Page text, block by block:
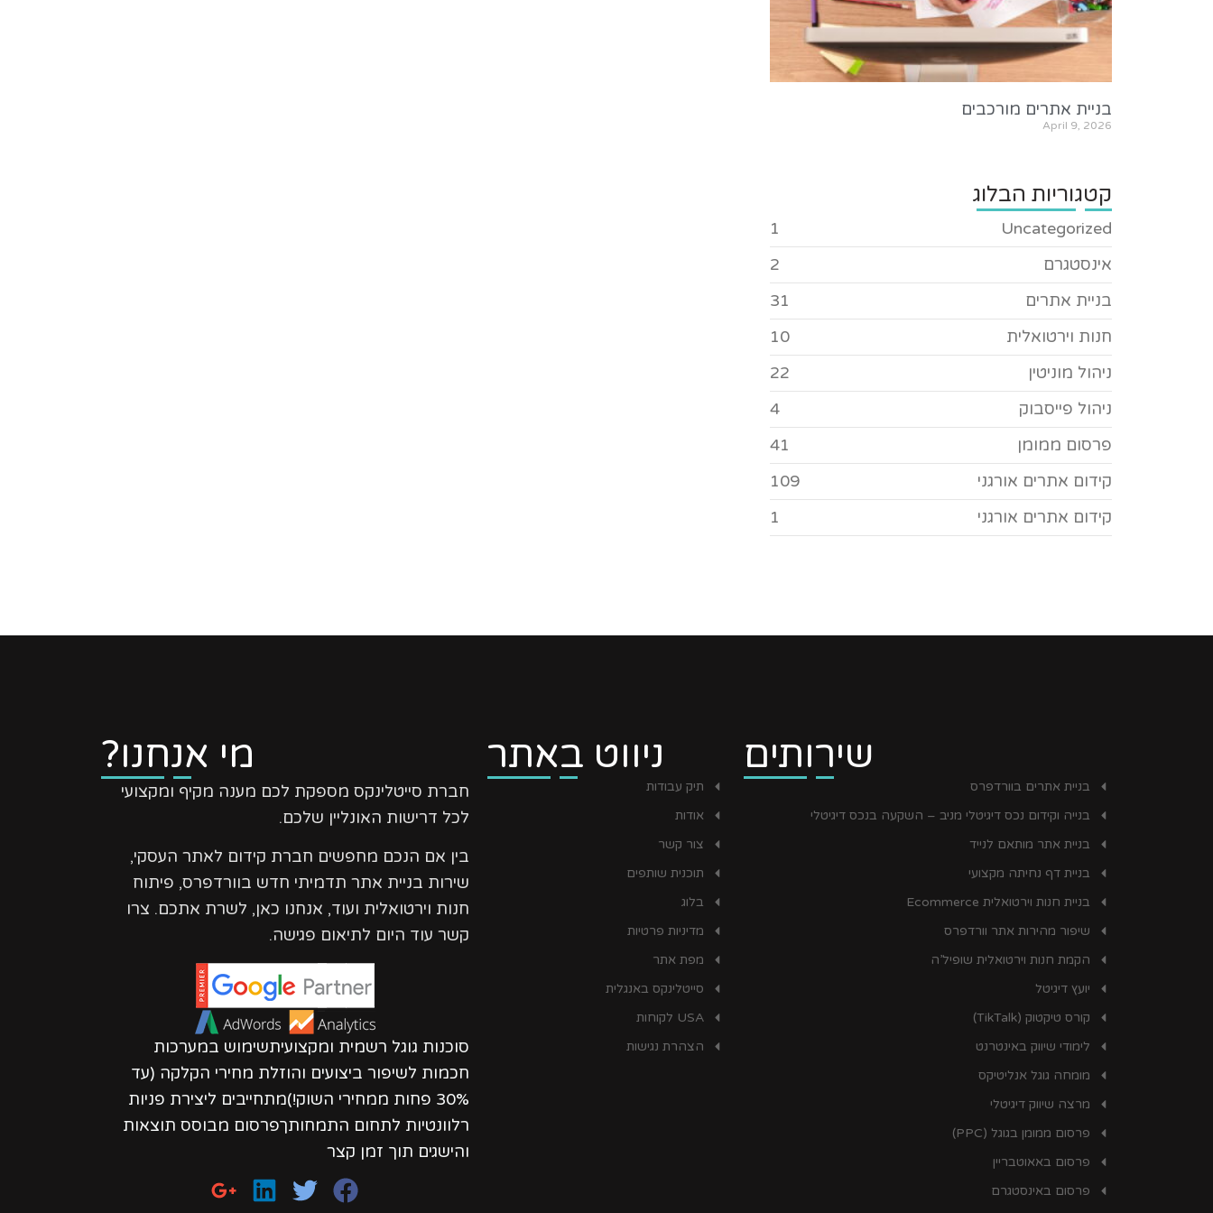
בניית אתרים מורכבים
April 9, 2026
קטגוריות הבלוג
Uncategorized
1
אינסטגרם
2
בניית אתרים
31
חנות וירטואלית
10
ניהול מוניטין
22
ניהול פייסבוק
4
פרסום ממומן
41
קידום אתרים אורגני
109
קידום אתרים אורגני
1
מי אנחנו?
חברת סייטלינקס מספקת לכם מענה מקיף ומקצועי
לכל דרישות האונליין שלכם.
בין אם הנכם מחפשים חברת קידום לאתר העסקי,
שירות בניית אתר תדמיתי חדש בוורדפרס, פיתוח
חנות וירטואלית ועוד, אנחנו כאן, לשרת אתכם. צרו
קשר עוד היום לתיאום פגישה.
סוכנות גוגל רשמית ומקצועיתשימוש במערכות
חכמות לשיפור ביצועים והוזלת מחירי הקלקה (עד
30% פחות ממחירי השוק!)מתחייבים ליצירת פניות
רלוונטיות לתחום התמחותךפרסום מבוסס תוצאות
והישגים תוך זמן קצר
ניווט באתר
תיק עבודות
אודות
צור קשר
תוכנית שותפים
בלוג
מדיניות פרטיות
מפת אתר
סייטלינקס באנגלית
USA לקוחות
הצהרת נגישות
שירותים
בניית אתרים בוורדפרס
בנייה וקידום נכס דיגיטלי מניב – השקעה בנכס דיגיטלי
בניית אתר מותאם לנייד
בניית דף נחיתה מקצועי
בניית חנות וירטואלית Ecommerce
שיפור מהירות אתר וורדפרס
הקמת חנות וירטואלית שופיל’ה
יועץ דיגיטל
קורס טיקטוק (TikTalk)
לימודי שיווק באינטרנט
מומחה גוגל אנליטיקס
מרצה שיווק דיגיטלי
פרסום ממומן בגוגל (PPC)
פרסום באאוטבריין
פרסום באינסטגרם